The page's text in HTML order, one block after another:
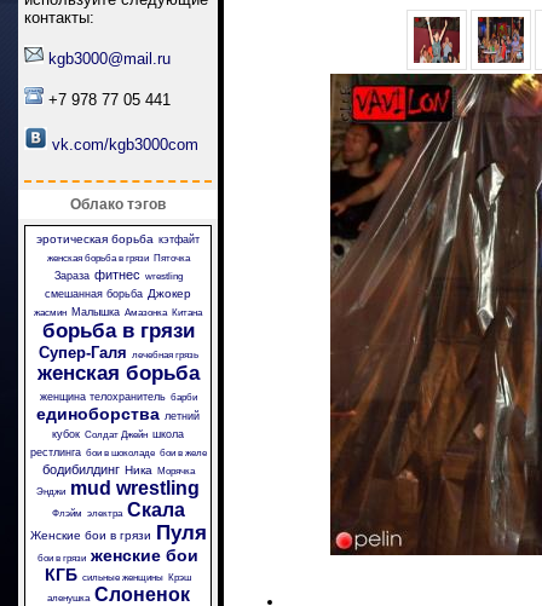
контакты:
kgb3000@mail.ru
+7 978 77 05 441
vk.com/kgb3000com
Облако тэгов
эротическая борьба кэтфайт
женская борьба в грязи Пяточка
Зараза фитнес wrestling
смешанная борьба Джокер
жасмин Малышка Амазонка Китана
борьба в грязи
Супер-Галя лечебная грязь
женская борьба
женщина телохранитель барби
единоборства летний
кубок Солдат Джейн школа
рестлинга бои в шоколаде бои в желе
бодибилдинг Ника
Морячка
Энджи mud wrestling
Флэйм электра Скала
Женские бои в грязи Пуля
бои в грязи женские бои
КГБ сильные женщины Крэш
аленушка Слоненок